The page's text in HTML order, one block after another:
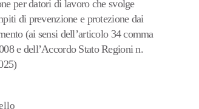
per datori di lavoro che svolge
di prevenzione e protezione dai
(ai sensi dell’articolo 34 comma
e dell’Accordo Stato Regioni n.